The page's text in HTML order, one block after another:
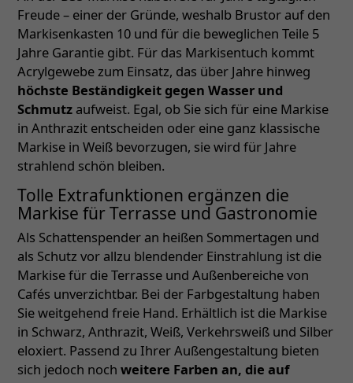
Freude – einer der Gründe, weshalb Brustor auf den
Markisenkasten 10 und für die beweglichen Teile 5
Jahre Garantie gibt. Für das Markisentuch kommt
Acrylgewebe zum Einsatz, das über Jahre hinweg
höchste Beständigkeit gegen Wasser und
Schmutz aufweist. Egal, ob Sie sich für eine Markise
in Anthrazit entscheiden oder eine ganz klassische
Markise in Weiß bevorzugen, sie wird für Jahre
strahlend schön bleiben.
Tolle Extrafunktionen ergänzen die
Markise für Terrasse und Gastronomie
Als Schattenspender an heißen Sommertagen und
als Schutz vor allzu blendender Einstrahlung ist die
Markise für die Terrasse und Außenbereiche von
Cafés unverzichtbar. Bei der Farbgestaltung haben
Sie weitgehend freie Hand. Erhältlich ist die Markise
in Schwarz, Anthrazit, Weiß, Verkehrsweiß und Silber
eloxiert. Passend zu Ihrer Außengestaltung bieten
sich jedoch noch weitere Farben an, die auf